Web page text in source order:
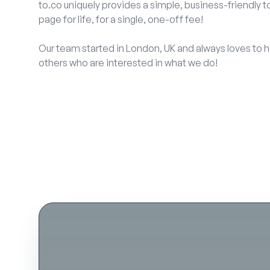
to.co uniquely provides a simple, business-friendly
page for life, for a single, one-off fee!
Our team started in London, UK and always loves to
others who are interested in what we do!